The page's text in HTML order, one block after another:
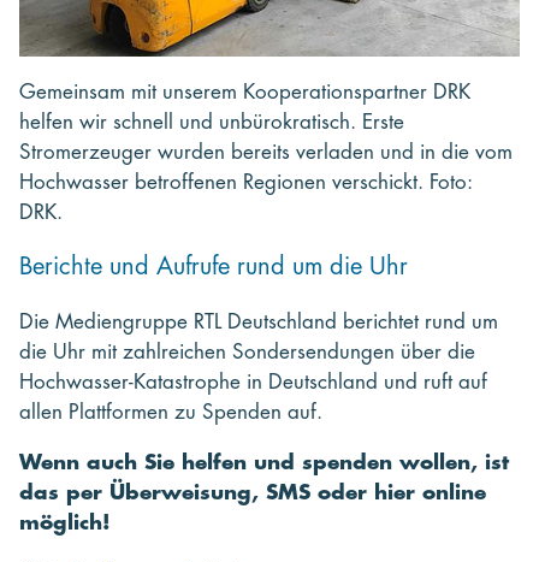
Gemeinsam mit unserem Kooperationspartner DRK
helfen wir schnell und unbürokratisch. Erste
Stromerzeuger wurden bereits verladen und in die vom
Hochwasser betroffenen Regionen verschickt. Foto:
DRK.
Berichte und Aufrufe rund um die Uhr
Die Mediengruppe RTL Deutschland berichtet rund um
die Uhr mit zahlreichen Sondersendungen über die
Hochwasser-Katastrophe in Deutschland und ruft auf
allen Plattformen zu Spenden auf.
Wenn auch Sie helfen und spenden wollen, ist
das per Überweisung, SMS oder hier online
möglich!